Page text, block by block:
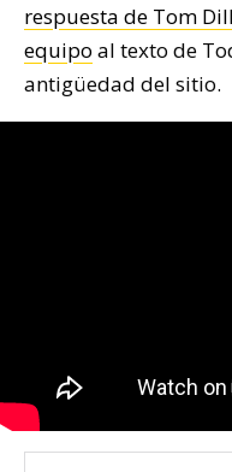
respuesta de Tom
equipo al texto de
antigüedad del sitio.